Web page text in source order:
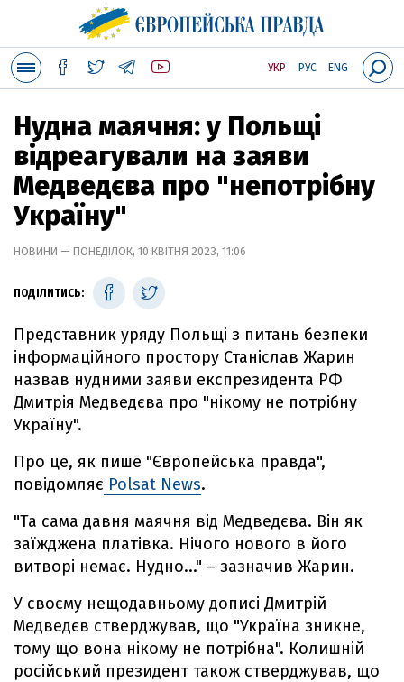
УКР РУС ENG
Нудна маячня: у Польщі
відреагували на заяви
Медведєва про "непотрібну
Україну"
НОВИНИ — ПОНЕДІЛОК, 10 КВІТНЯ 2023, 11:06
ПОДІЛИТИСЬ:
Представник уряду Польщі з питань безпеки
інформаційного простору Станіслав Жарин
назвав нудними заяви експрезидента РФ
Дмитрія Медведєва про "нікому не потрібну
Україну".
Про це, як пише "Європейська правда",
повідомляє Polsat News.
"Та сама давня маячня від Медведєва. Він як
заїжджена платівка. Нічого нового в його
витворі немає. Нудно..." – зазначив Жарин.
У своєму нещодавньому дописі Дмитрій
Медведєв стверджував, що "Україна зникне,
тому що вона нікому не потрібна". Колишній
російський президент також стверджував, що